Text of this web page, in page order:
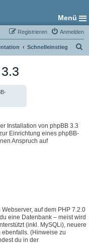
Menü
Anmelden
Registrieren
Schnelleinstieg
Installation von phpBB 3.3
Einrichtung eines phpBB-
Anspruch auf
auf dem PHP 7.2.0
eine Datenbank – meist wird
(inkl. MySQLi), neuere
(Hinweise zu
du in der